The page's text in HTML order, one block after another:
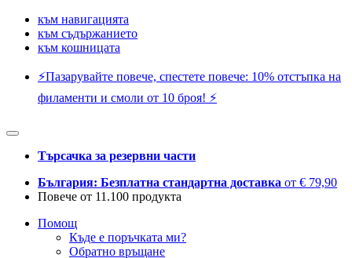
към навигацията
към съдържанието
към кошницата
⚡️Пазарувайте повече, спестете повече: 10% отстъпка на
филаменти и смоли от 10 броя! ⚡️
Търсачка за резервни части
България: Безплатна стандартна доставка от € 79,90
Повече от 11.100 продукта
Помощ
Къде е поръчката ми?
Обратно връщане